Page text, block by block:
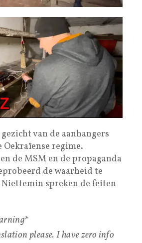
van de aanhangers
regime.
de MSM en de propaganda
de waarheid te
spreken de feiten
please. I have zero info